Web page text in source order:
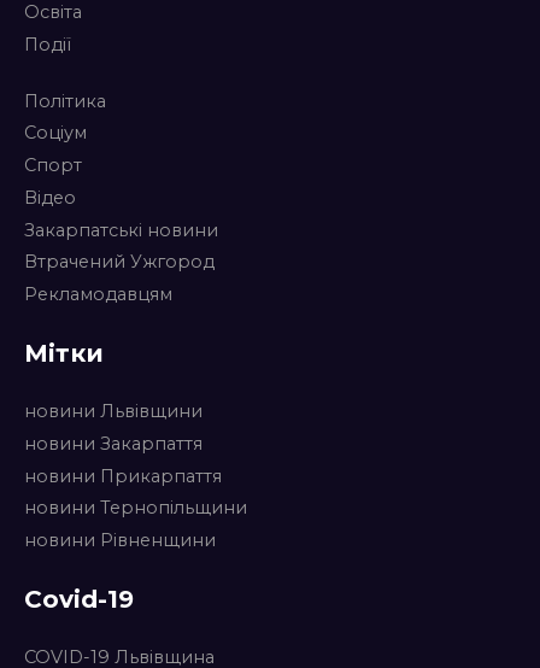
Освіта
Події
Політика
Соціум
Спорт
Відео
Закарпатські новини
Втрачений Ужгород
Рекламодавцям
Мітки
новини Львівщини
новини Закарпаття
новини Прикарпаття
новини Тернопільщини
новини Рівненщини
Covid-19
COVID-19 Львівщина